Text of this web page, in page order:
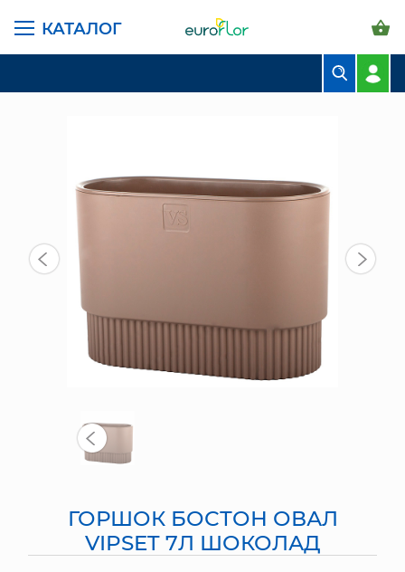
КАТАЛОГ
СВАДЕБНАЯ ФЛОРИСТИКА
ГРУНТЫ И УДОБРЕНИЯ
ЯЩИКИ
СУНДУКИ
ГЛАВНАЯ СТРАНИЦА КАТАЛОГ
ГОРШКИ И КАШПО
ГОРШОК БОСТОН ОВАЛ
VIPSET 7Л ШОКОЛАД